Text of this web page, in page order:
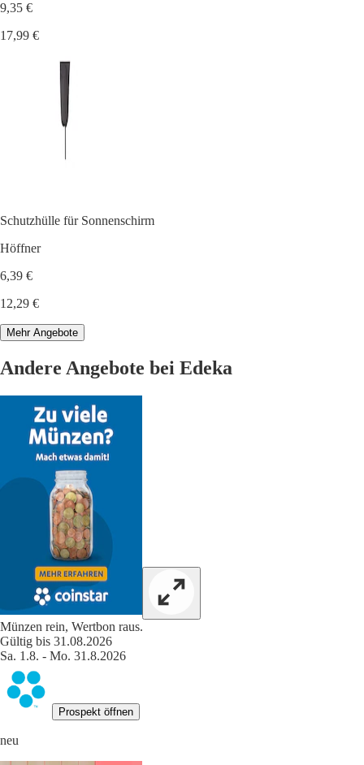
9,35 €
17,99 €
Schutzhülle für Sonnenschirm
Höffner
6,39 €
12,29 €
Mehr Angebote
Andere Angebote bei Edeka
Münzen rein, Wertbon raus.
Gültig bis 31.08.2026
Sa. 1.8. - Mo. 31.8.2026
Prospekt öffnen
neu